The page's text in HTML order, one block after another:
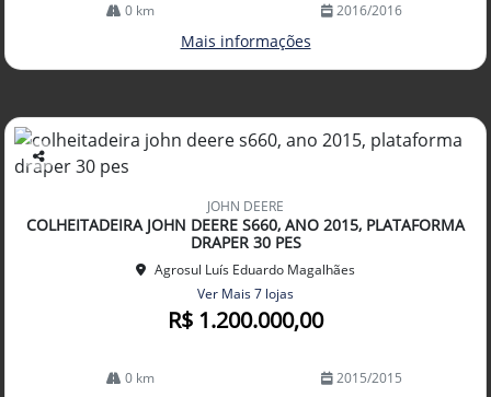
0 km 2016/2016
Mais informações
Co
arti
lhe
JOHN DEERE
COLHEITADEIRA JOHN DEERE S660, ANO 2015, PLATAFORMA
DRAPER 30 PES
Agrosul Luís Eduardo Magalhães
Ver Mais 7 lojas
R$ 1.200.000,00
0 km 2015/2015